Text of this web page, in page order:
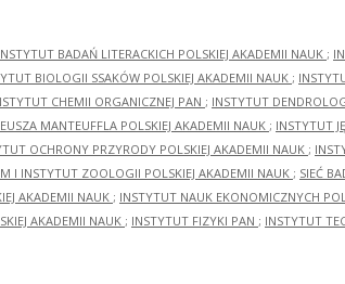
BADAŃ LITERACKICH POLSKIEJ AKADEMII NAUK ;
BIOLOGII SSAKÓW POLSKIEJ AKADEMII NAUK ;
CHEMII ORGANICZNEJ PAN ; INSTYTUT
MANTEUFFLA POLSKIEJ AKADEMII NAUK ; INSTYTUT
OCHRONY PRZYRODY POLSKIEJ AKADEMII NAUK ;
I INSTYTUT ZOOLOGII POLSKIEJ AKADEMII NAUK ; SIEĆ
AKADEMII NAUK ; INSTYTUT NAUK EKONOMICZNYCH
AKADEMII NAUK ; INSTYTUT FIZYKI PAN ; INSTYTUT